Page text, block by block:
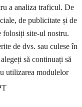
a analiza traficul. De
de publicitate și de
site-ul nostru.
de dvs. sau culese în
să continuați să
utilizarea modulelor